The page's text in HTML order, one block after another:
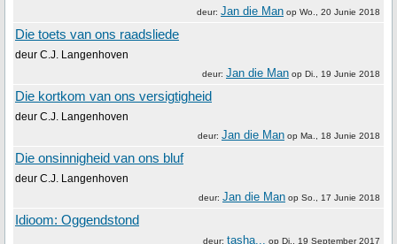
deur: Jan die Man op Wo., 20 Junie 2018
Die toets van ons raadsliede
deur C.J. Langenhoven
deur: Jan die Man op Di., 19 Junie 2018
Die kortkom van ons versigtigheid
deur C.J. Langenhoven
deur: Jan die Man op Ma., 18 Junie 2018
Die onsinnigheid van ons bluf
deur C.J. Langenhoven
deur: Jan die Man op So., 17 Junie 2018
Idioom: Oggendstond
deur: tasha... op Di., 19 September 2017